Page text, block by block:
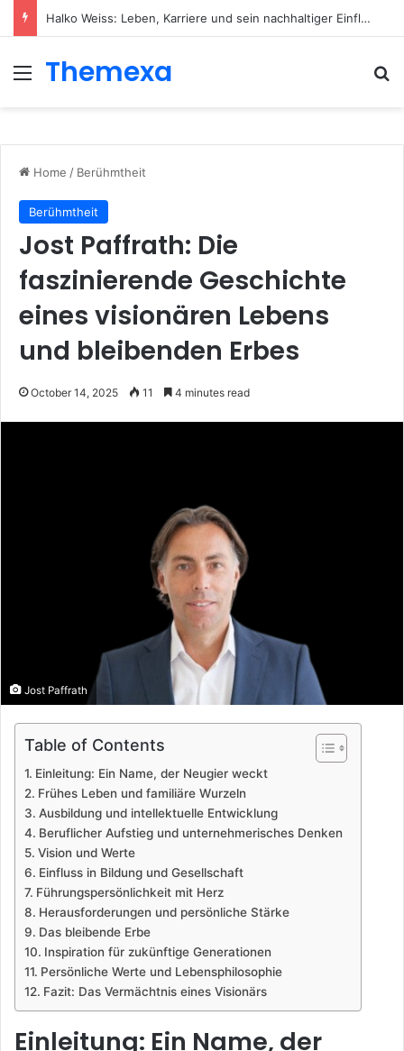
Halko Weiss: Leben, Karriere und sein nachhaltiger Einfluss auf die moderne Körperpsychotherapie
Menu
Themexa
Home / Berühmtheit
Berühmtheit
Jost Paffrath: Die
faszinierende Geschichte
eines visionären Lebens
und bleibenden Erbes
October 14, 2025 11 4 minutes read
Jost Paffrath
Table of Contents
Einleitung: Ein Name, der Neugier weckt
Frühes Leben und familiäre Wurzeln
Ausbildung und intellektuelle Entwicklung
Beruflicher Aufstieg und unternehmerisches Denken
Vision und Werte
Einfluss in Bildung und Gesellschaft
Führungspersönlichkeit mit Herz
Herausforderungen und persönliche Stärke
Das bleibende Erbe
Inspiration für zukünftige Generationen
Persönliche Werte und Lebensphilosophie
Fazit: Das Vermächtnis eines Visionärs
Einleitung: Ein Name, der